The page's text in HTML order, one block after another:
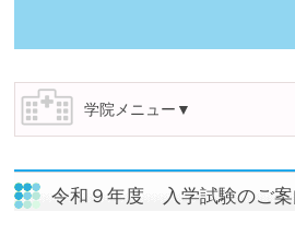
施設紹介 学院メニュー▼
令和９年度 入学試験のご案